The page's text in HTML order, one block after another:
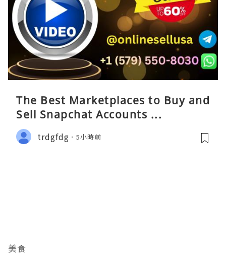
The Best Marketplaces to Buy and
Sell Snapchat Accounts ...
trdgfdg 5小時前
美食